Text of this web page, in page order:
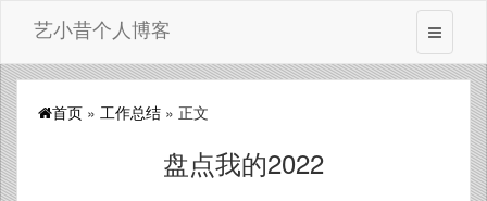
艺小昔个人博客
首页 » 工作总结 » 正文
盘点我的2022